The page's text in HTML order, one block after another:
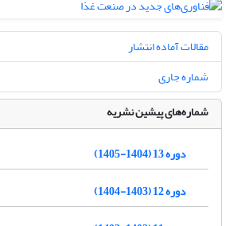
مقالات آماده انتشار
شماره جاری
شماره‌های پیشین نشریه
دوره 13 (1404-1405)
دوره 12 (1403-1404)